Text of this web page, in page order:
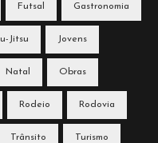
Futsal Gastronomia
Jitsu Jovens
Natal Obras
Rodeio Rodovia
Trânsito Turismo